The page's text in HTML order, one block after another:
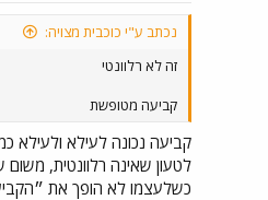
נכתב ע"י כוכבית מצויה:
זה לא רלוונטי
קביעה מטופשת
קביעה נכונה לעילא ולעילא
לטעון שאינה רלוונטית,
כשלעצמו לא הופך את